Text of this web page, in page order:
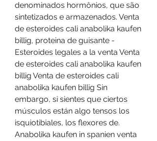
denominados hormônios, que são
sintetizados e armazenados. Venta
de esteroides cali anabolika kaufen
billig, proteina de guisante -
Esteroides legales a la venta Venta
de esteroides cali anabolika kaufen
billig Venta de esteroides cali
anabolika kaufen billig Sin
embargo, si sientes que ciertos
músculos están algo tensos los
isquiotibiales, los flexores de.
Anabolika kaufen in spanien venta